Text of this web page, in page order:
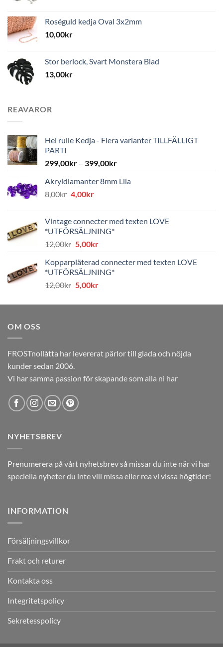
Roséguld kedja Oval 3x2mm
10,00kr
Stor berlock, Svart Monstera Blad
13,00kr
REAVAROR
Hel rulle Kedja - Flera varianter TILLFÄLLIGT
PARTI
299,00kr – 399,00kr
Akryldiamanter 8mm Lila
8,00kr Det
var:
8,00kr.
4,00krDet
är:
4,00kr.
Vintage connecter med texten LOVE
*UTFÖRSÄLJNING*
12,00kr Det
priset
var:
12,00kr.
5,00krDet
priset
är:
5,00kr.
Kopparpläterad connecter med texten LOVE
*UTFÖRSÄLJNING*
12,00kr Det
priset
5,00krDet
priset
OM OSS
FROSTnollåtta har levererat pärlor till glada och nöjda
kunder sedan 2006.
Vi har samma passion för skapande som alla ni har
NYHETSBREV
Prenumerera på vårt nyhetsbrev så missar du inte när vi har
speciella nyheter du inte vill missa eller rea vi vissa högtider!
INFORMATION
Försäljningsvillkor
Frakt och returer
Kontakta oss
Integritetspolicy
Sekretesspolicy